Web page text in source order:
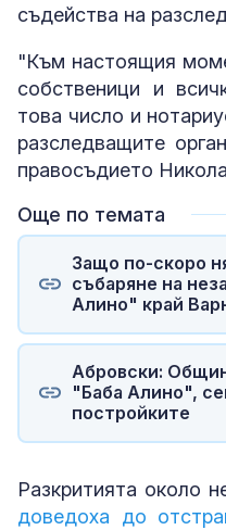
съдейства на
"Към настоящия
собственици и
това число и
разследващите
правосъдието
Още по темата
Защо по-скоро
събаряне на
Алино" край
Абровски:
"Баба Алино",
постройките
Разкритията около
доведоха до